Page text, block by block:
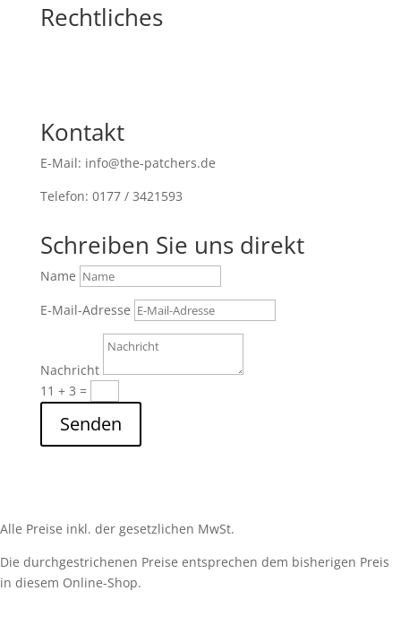
Rechtliches
Kontakt
E-Mail: info@the-patchers.de
Telefon: 0177 / 3421593
Schreiben Sie uns direkt
Name
E-Mail-Adresse
Nachricht
11 + 3 =
Senden
Alle Preise inkl. der gesetzlichen MwSt.
Die durchgestrichenen Preise entsprechen dem bisherigen Preis
in diesem Online-Shop.